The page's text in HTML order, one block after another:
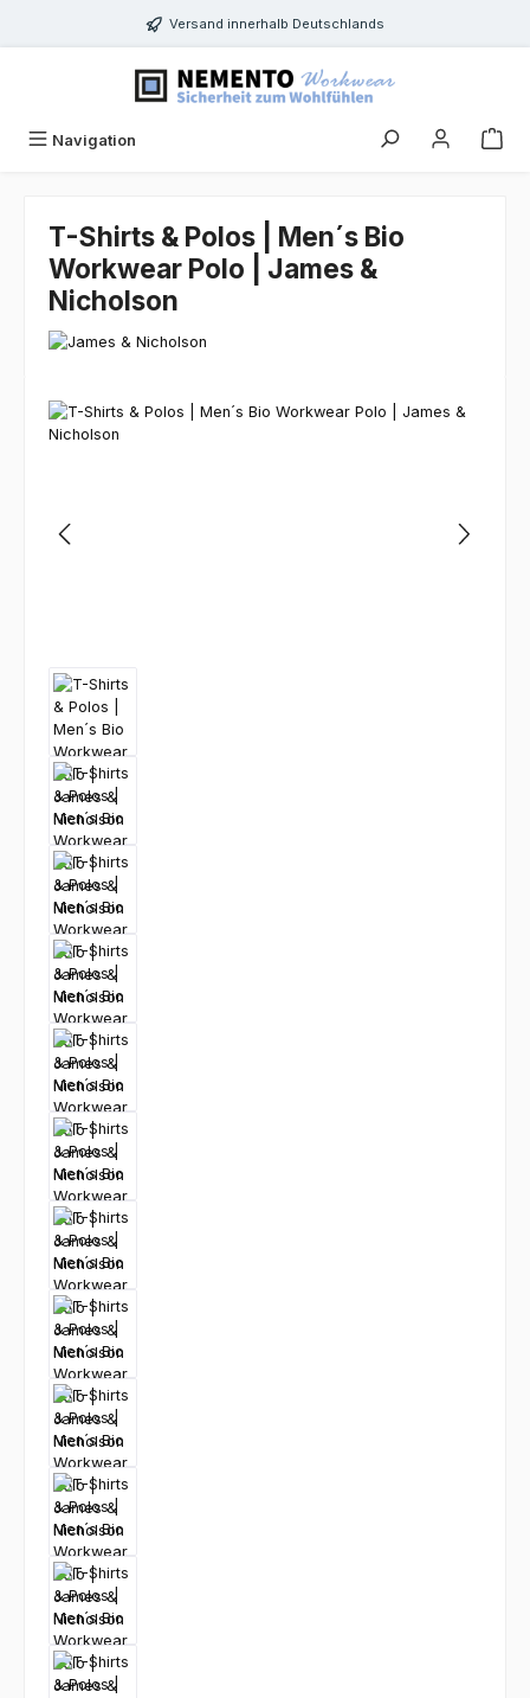
Zum Hauptinhalt springenVersand innerhalb Deutschlands
Navigation
T-Shirts & Polos | Men´s Bio
Workwear Polo | James &
Nicholson
Bildergalerie überspringen